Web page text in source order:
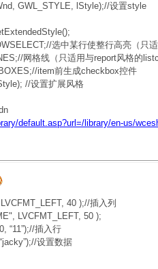
GWL_STYLE, lStyle);//设置style
选中某行使整行高亮（只适
网格线（只适用与report风格的
item前生成checkbox控件
//设置扩展风格
default.asp?url=/library/en-us/
40 );//插入列
LVCFMT_LEFT, 50 );
插入行
设置数据